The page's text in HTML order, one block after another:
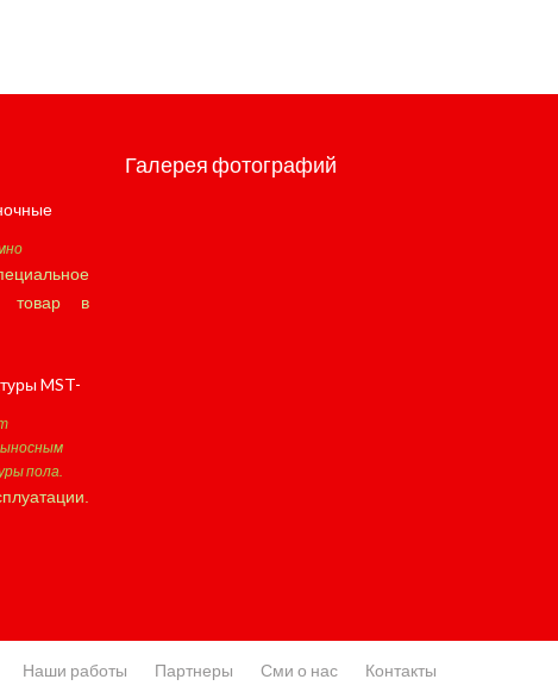
товар в
MST-
пола.
Галерея фотографий
Наши работы Партнеры Сми о нас Контакты